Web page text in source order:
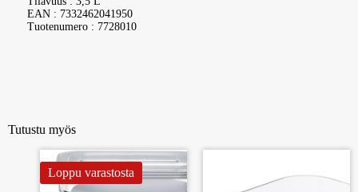
EAN : 7332462041950
Tuotenumero : 7728010
Tutustu myös
Loppu varastosta